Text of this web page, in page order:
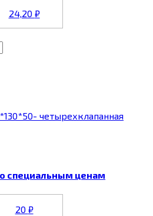
24,20 ₽
четырехклапанная
специальным ценам
20 ₽